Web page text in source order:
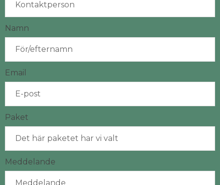
Namn
Email
Paket
Meddelande